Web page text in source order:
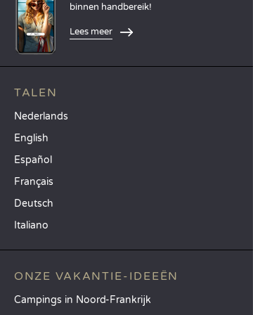
binnen handbereik!
Lees meer
TALEN
Nederlands
English
Español
Français
Deutsch
Italiano
ONZE VAKANTIE-IDEEËN
Campings in Noord-Frankrijk